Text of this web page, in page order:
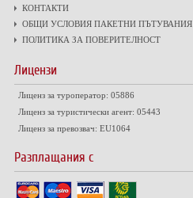
КОНТАКТИ
ОБЩИ УСЛОВИЯ ПАКЕТНИ ПЪТУВАНИЯ
ПОЛИТИКА ЗА ПОВЕРИТЕЛНОСТ
Лицензи
Лиценз за туроператор: 05886
Лиценз за туристически агент: 05443
Лиценз за превозвач: EU1064
Разплащания с